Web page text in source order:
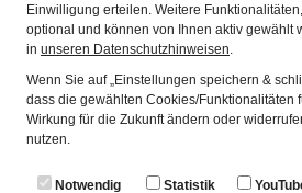
Einwilligung erteilen. Weitere
optional und können von Ihnen aktiv gewählt
in unseren Datenschutzhinweisen
Wenn Sie auf „Einstellungen speichern &
dass die gewählten Cookies/Funktionalitäten
Wirkung für die Zukunft ändern oder
nutzen.
Notwendig Statistik
mit Neuwahlen
2016